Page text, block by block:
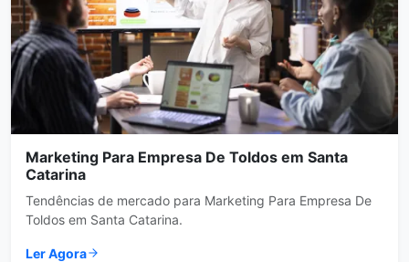
Marketing Para Empresa De Toldos em Santa
Catarina
Tendências de mercado para Marketing Para Empresa De
Toldos em Santa Catarina.
Ler Agora